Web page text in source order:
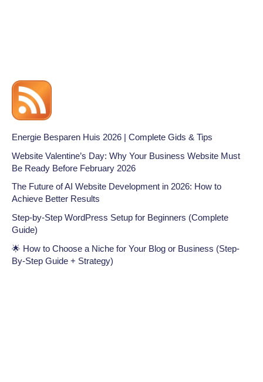
Energie Besparen Huis 2026 | Complete Gids & Tips
Website Valentine’s Day: Why Your Business Website Must
Be Ready Before February 2026
The Future of AI Website Development in 2026: How to
Achieve Better Results
Step-by-Step WordPress Setup for Beginners (Complete
Guide)
🌟 How to Choose a Niche for Your Blog or Business (Step-
By-Step Guide + Strategy)